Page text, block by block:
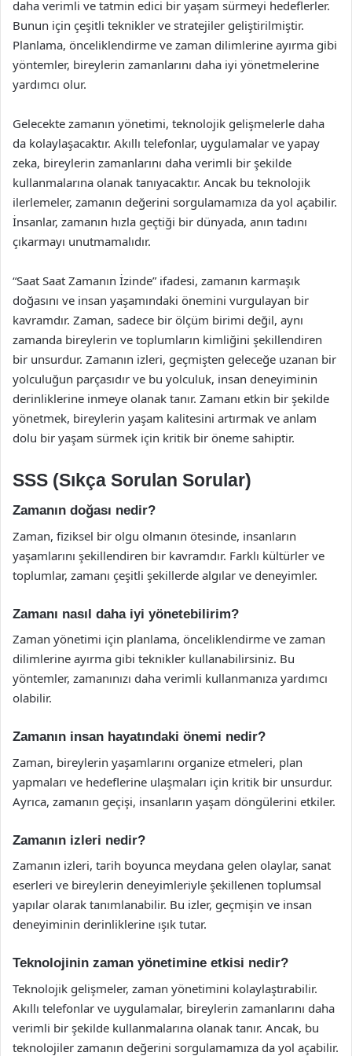
daha verimli ve tatmin edici bir yaşam sürmeyi hedeflerler.
Bunun için çeşitli teknikler ve stratejiler geliştirilmiştir.
Planlama, önceliklendirme ve zaman dilimlerine ayırma gibi
yöntemler, bireylerin zamanlarını daha iyi yönetmelerine
yardımcı olur.
Gelecekte zamanın yönetimi, teknolojik gelişmelerle daha
da kolaylaşacaktır. Akıllı telefonlar, uygulamalar ve yapay
zeka, bireylerin zamanlarını daha verimli bir şekilde
kullanmalarına olanak tanıyacaktır. Ancak bu teknolojik
ilerlemeler, zamanın değerini sorgulamamıza da yol açabilir.
İnsanlar, zamanın hızla geçtiği bir dünyada, anın tadını
çıkarmayı unutmamalıdır.
“Saat Saat Zamanın İzinde” ifadesi, zamanın karmaşık
doğasını ve insan yaşamındaki önemini vurgulayan bir
kavramdır. Zaman, sadece bir ölçüm birimi değil, aynı
zamanda bireylerin ve toplumların kimliğini şekillendiren
bir unsurdur. Zamanın izleri, geçmişten geleceğe uzanan bir
yolculuğun parçasıdır ve bu yolculuk, insan deneyiminin
derinliklerine inmeye olanak tanır. Zamanı etkin bir şekilde
yönetmek, bireylerin yaşam kalitesini artırmak ve anlam
dolu bir yaşam sürmek için kritik bir öneme sahiptir.
SSS (Sıkça Sorulan Sorular)
Zamanın doğası nedir?
Zaman, fiziksel bir olgu olmanın ötesinde, insanların
yaşamlarını şekillendiren bir kavramdır. Farklı kültürler ve
toplumlar, zamanı çeşitli şekillerde algılar ve deneyimler.
Zamanı nasıl daha iyi yönetebilirim?
Zaman yönetimi için planlama, önceliklendirme ve zaman
dilimlerine ayırma gibi teknikler kullanabilirsiniz. Bu
yöntemler, zamanınızı daha verimli kullanmanıza yardımcı
olabilir.
Zamanın insan hayatındaki önemi nedir?
Zaman, bireylerin yaşamlarını organize etmeleri, plan
yapmaları ve hedeflerine ulaşmaları için kritik bir unsurdur.
Ayrıca, zamanın geçişi, insanların yaşam döngülerini etkiler.
Zamanın izleri nedir?
Zamanın izleri, tarih boyunca meydana gelen olaylar, sanat
eserleri ve bireylerin deneyimleriyle şekillenen toplumsal
yapılar olarak tanımlanabilir. Bu izler, geçmişin ve insan
deneyiminin derinliklerine ışık tutar.
Teknolojinin zaman yönetimine etkisi nedir?
Teknolojik gelişmeler, zaman yönetimini kolaylaştırabilir.
Akıllı telefonlar ve uygulamalar, bireylerin zamanlarını daha
verimli bir şekilde kullanmalarına olanak tanır. Ancak, bu
teknolojiler zamanın değerini sorgulamamıza da yol açabilir.